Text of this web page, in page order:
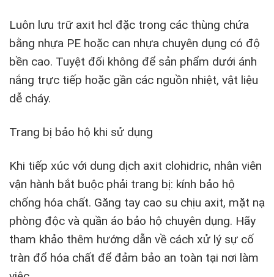
Luôn lưu trữ axit hcl đặc trong các thùng chứa
bằng nhựa PE hoặc can nhựa chuyên dụng có độ
bền cao. Tuyệt đối không để sản phẩm dưới ánh
nắng trực tiếp hoặc gần các nguồn nhiệt, vật liệu
dễ cháy.
Trang bị bảo hộ khi sử dụng
Khi tiếp xúc với dung dịch axit clohidric, nhân viên
vận hành bắt buộc phải trang bị: kính bảo hộ
chống hóa chất. Găng tay cao su chịu axit, mặt nạ
phòng độc và quần áo bảo hộ chuyên dụng. Hãy
tham khảo thêm hướng dẫn về cách xử lý sự cố
tràn đổ hóa chất để đảm bảo an toàn tại nơi làm